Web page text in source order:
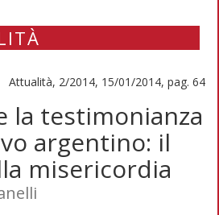
Attualità, 2/2014, 15/01/2014, pag. 64
la testimonianza
argentino: il
misericordia